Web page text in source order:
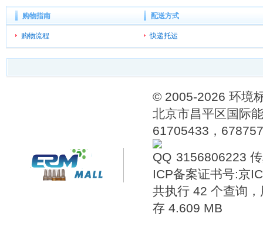
购物指南
购物流程
配送方式
快递托运
© 2005-2026 环境
北京市昌平区国际
61705433，
3156806223
ICP备案证书号:京
共执行 42 个查询
存 4.609 MB